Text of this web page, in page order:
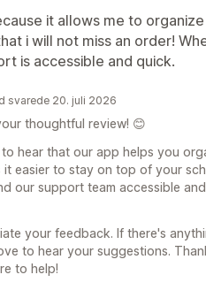
it allows me to
i will not miss an order!
is accessible and quick.
svarede 20. juli 2026
thoughtful review! 😊
hear that our app helps you
it easier to stay on top of your
our support team accessible
your feedback. If there's
to hear your suggestions.
to help!